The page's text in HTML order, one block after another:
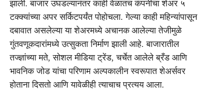
झाली. बाजार उघडल्यानंतर काही वेळातच कंपनीचा शेअर ५
टक्क्यांच्या अपर सर्किटपर्यंत पोहोचला. गेल्या काही महिन्यांपासून
दबावात असलेल्या या शेअरमध्ये अचानक आलेल्या तेजीमुळे
गुंतवणूकदारांमध्ये उत्सुकता निर्माण झाली आहे. बाजारातील
तज्ज्ञांच्या मते, सोशल मीडिया ट्रेंड, चर्चेत आलेले ब्रँड आणि
भावनिक जोड यांचा परिणाम अल्पकालीन स्वरूपात शेअर्सवर
होताना दिसतो आणि यावेळीही त्याचाच प्रत्यय आला.